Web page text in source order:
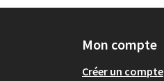
Mon compte
Créer un compte